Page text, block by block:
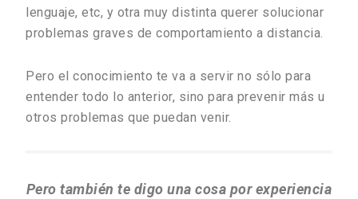
lenguaje, etc, y otra muy distinta querer solucionar
problemas graves de comportamiento a distancia.
Pero el conocimiento te va a servir no sólo para
entender todo lo anterior, sino para prevenir más u
otros problemas que puedan venir.
Pero también te digo una cosa por experiencia